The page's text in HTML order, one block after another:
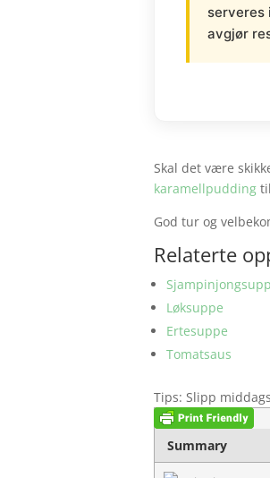
serveres
avgjør
Skal det være
karamellpudding
God tur og
Relaterte
Løksuppe
Ertesuppe
Tomatsaus
Tips: Slipp
Summary